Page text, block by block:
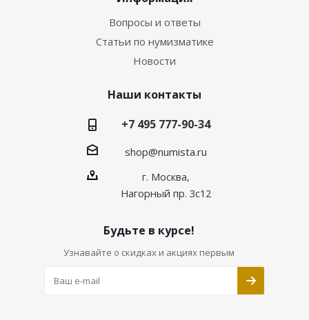
Вопросы и ответы
Статьи по нумизматике
Новости
Наши контакты
+7 495 777-90-34
shop@numista.ru
г. Москва,
Нагорный пр. 3с12
Будьте в курсе!
Узнавайте о скидках и акциях первым